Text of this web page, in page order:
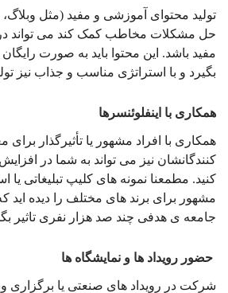
تولید محتوای آموزشی و مفید (مثل وبلاگ،
حل مشکلات مخاطب کمک کند می تواند در
مفید باشد. این محتوا باید به صورت رایگان
بگیرد و با استراتژی مناسب و جذاب نیز
همکاری با اینفلوئنسرها
همکاری با افراد مشهور یا تأثیرگذار برای
کنندگانشان نیز می تواند به شما در
کنید. مطمعنا نمونه های کلیپ تبلیغاتی یا
مشهور برای برند های مختلف را دیده اید
جامعه ی هدفی چند صد هزار نفری تاثیر
حضور رویداد ها و نمایشگاه ها
شرکت در رویداد های صنعتی یا برگزاری